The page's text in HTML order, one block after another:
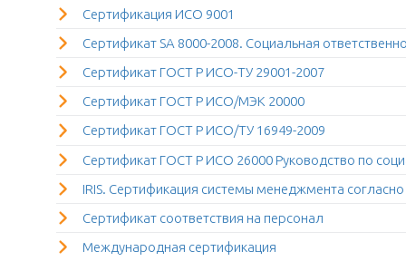
Сертификация ИСО 9001
Сертификат SA 8000-2008. Социальная
Сертификат ГОСТ Р ИСО-ТУ 29001-2007
Сертификат ГОСТ Р ИСО/МЭК 20000
Сертификат ГОСТ Р ИСО/ТУ 16949-2009
Сертификат ГОСТ Р ИСО 26000 Руководство по
IRIS. Сертификация системы менеджмента
Сертификат соответствия на персонал
Международная сертификация